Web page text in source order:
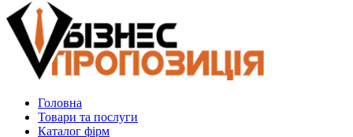
Головна
Товари та послуги
Каталог фірм